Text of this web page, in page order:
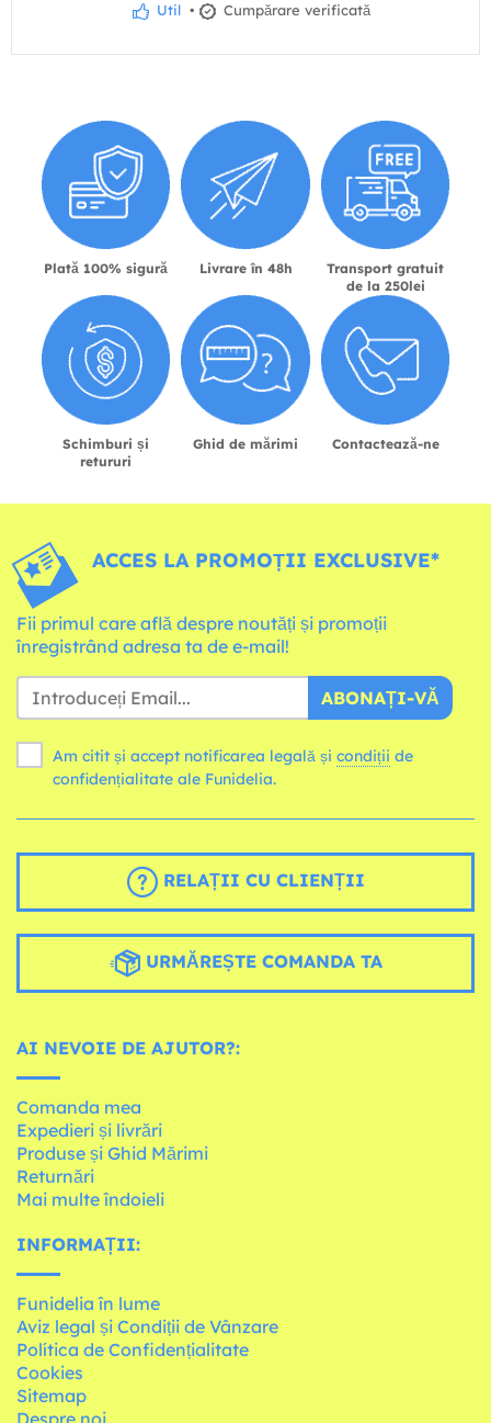
Util • Cumpărare verificată
Plată 100% sigură Livrare în 48h
Transport gratuit
de la 250lei
Schimburi și
retururi
Ghid de mărimi Contactează-ne
ACCES LA PROMOȚII EXCLUSIVE*
Fii primul care află despre noutăți și promoții
înregistrând adresa ta de e-mail!
ABONAȚI-VĂ
Am citit și accept notificarea legală și condiții
confidențialitate ale Funidelia.
RELAȚII CU CLIENȚII
URMĂREȘTE COMANDA TA
AI NEVOIE DE AJUTOR?:
Comanda mea
Expedieri și livrări
Produse și Ghid Mărimi
Returnări
Mai multe îndoieli
INFORMAȚII:
Funidelia în lume
Aviz legal și Condiții de Vânzare
Política de Confidențialitate
Cookies
Sitemap
Despre noi